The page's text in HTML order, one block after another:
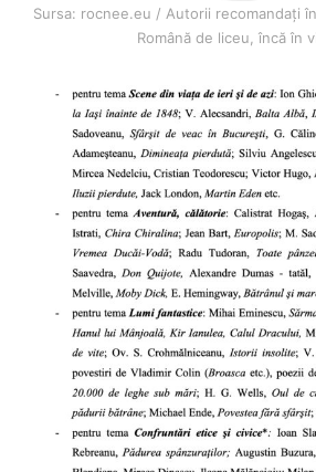
Sursa: rocnee.eu / Autorii recomandați
Română de liceu, încă în